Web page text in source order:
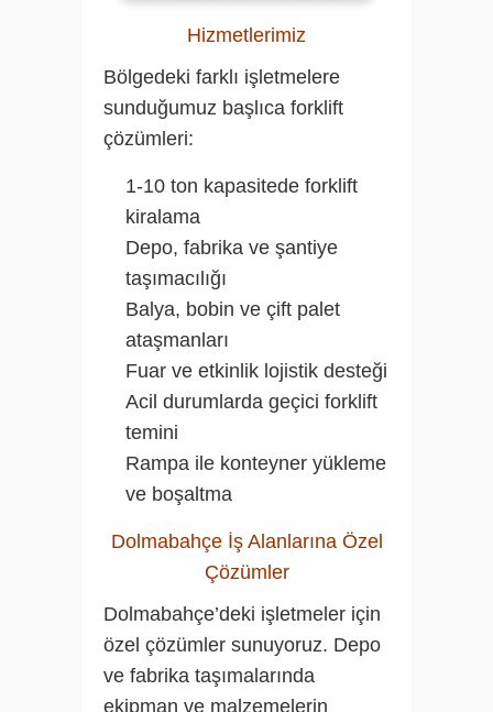
Hizmetlerimiz
Bölgedeki farklı işletmelere
sunduğumuz başlıca forklift
çözümleri:
1-10 ton kapasitede forklift
kiralama
Depo, fabrika ve şantiye
taşımacılığı
Balya, bobin ve çift palet
ataşmanları
Fuar ve etkinlik lojistik desteği
Acil durumlarda geçici forklift
temini
Rampa ile konteyner yükleme
ve boşaltma
Dolmabahçe İş Alanlarına Özel
Çözümler
Dolmabahçe’deki işletmeler için
özel çözümler sunuyoruz. Depo
ve fabrika taşımalarında
ekipman ve malzemelerin